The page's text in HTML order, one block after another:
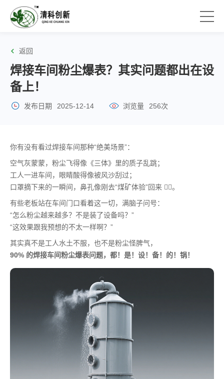
返回
焊接车间粉尘爆表？其实问题都出在设
备上！
发布日期 2025-12-14 浏览量 256次
你有没有看过焊接车间那种“绝美场景”：
空气灰蒙蒙，粉尘飞得像《三体》里的质子乱跳；
工人一进车间，眼睛酸得像被风沙刮过；
口罩摘下来的一瞬间，鼻孔像刚去“煤矿体验”回来 😵‍💫。
有些老板站在车间门口看着这一切，满脑子问号：
“怎么粉尘越来越多？不是装了设备吗？”
“这效果跟我预想的不太一样啊？”
其实真不是工人水土不服，也不是粉尘怪脾气，
90% 的焊接车间粉尘爆表问题，都！是！设！备！的！锅！